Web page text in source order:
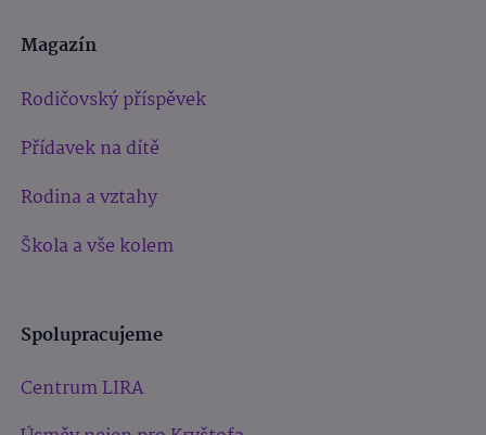
Magazín
Rodičovský příspěvek
Přídavek na dítě
Rodina a vztahy
Škola a vše kolem
Spolupracujeme
Centrum LIRA